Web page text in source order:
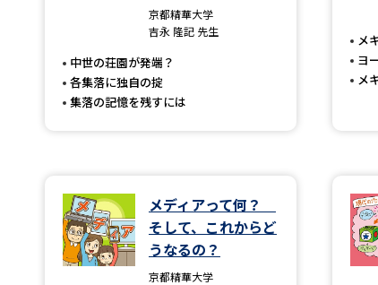
京都精華大学
吉永 隆記 先生
中世の荘園が発端？
各集落に独自の掟
集落の記憶を残すには
メ
ヨ
メ
メディアって何？
そして、これからど
うなるの？
京都精華大学